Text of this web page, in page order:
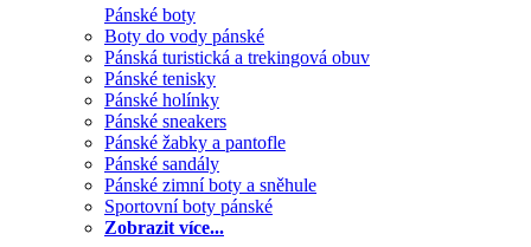
Pánské boty
Boty do vody pánské
Pánská turistická a trekingová obuv
Pánské tenisky
Pánské holínky
Pánské sneakers
Pánské žabky a pantofle
Pánské sandály
Pánské zimní boty a sněhule
Sportovní boty pánské
Zobrazit více...